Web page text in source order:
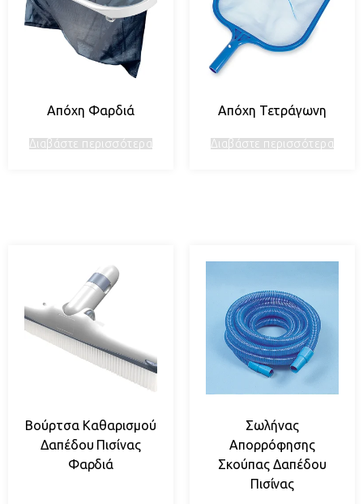
Απόχη Φαρδιά
Διαβάστε περισσότερα
Απόχη Τετράγωνη
Διαβάστε περισσότερα
Βούρτσα Καθαρισμού
Δαπέδου Πισίνας
Φαρδιά
Σωλήνας
Απορρόφησης
Σκούπας Δαπέδου
Πισίνας